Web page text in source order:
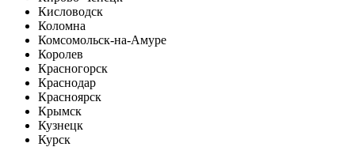
Кисловодск
Коломна
Комсомольск-на-Амуре
Королев
Красногорск
Краснодар
Красноярск
Крымск
Кузнецк
Курск